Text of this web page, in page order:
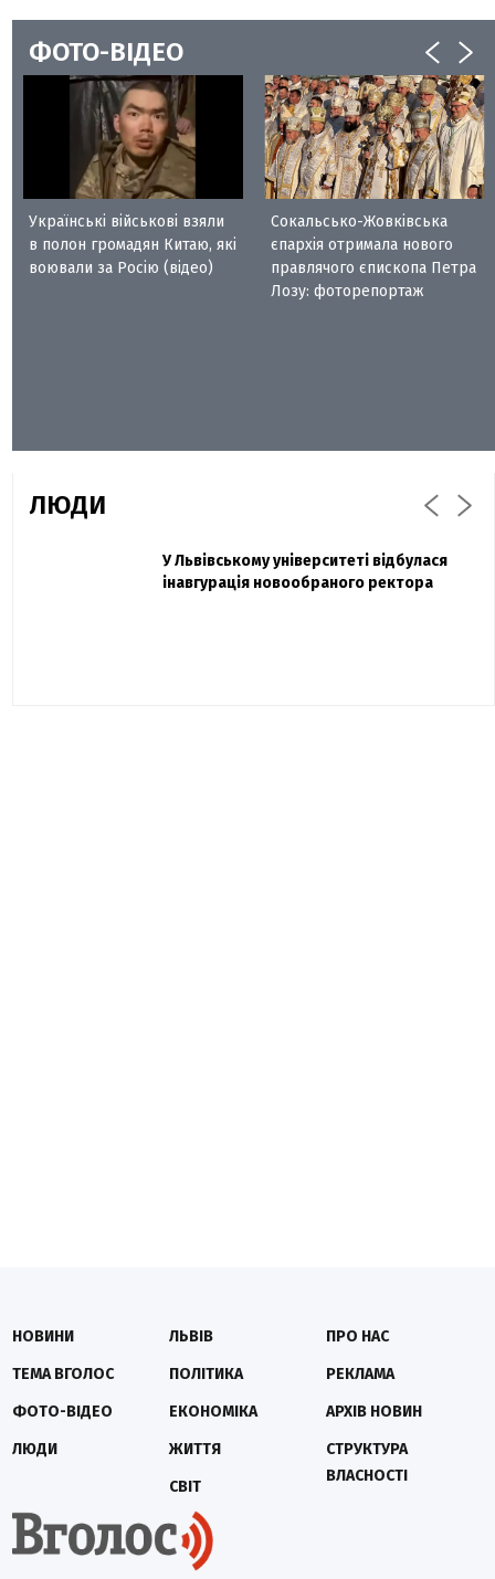
ФОТО-ВІДЕО
Українські військові взяли
в полон громадян Китаю, які
воювали за Росію (відео)
Сокальсько-Жовківська
єпархія отримала нового
правлячого єпископа Петра
Лозу: фоторепортаж
ЛЮДИ
Павло Дак
Захисник "Азовсталі" Діанов вдруге
одружився та показав фото з весілля
У Львівському університеті відбулася
інавгурація новообраного ректора
НОВИНИ
ТЕМА ВГОЛОС
ФОТО-ВІДЕО
ЛЮДИ
ЛЬВІВ
ПОЛІТИКА
ЕКОНОМІКА
ЖИТТЯ
СВІТ
ПРО НАС
РЕКЛАМА
АРХІВ НОВИН
СТРУКТУРА
ВЛАСНОСТІ